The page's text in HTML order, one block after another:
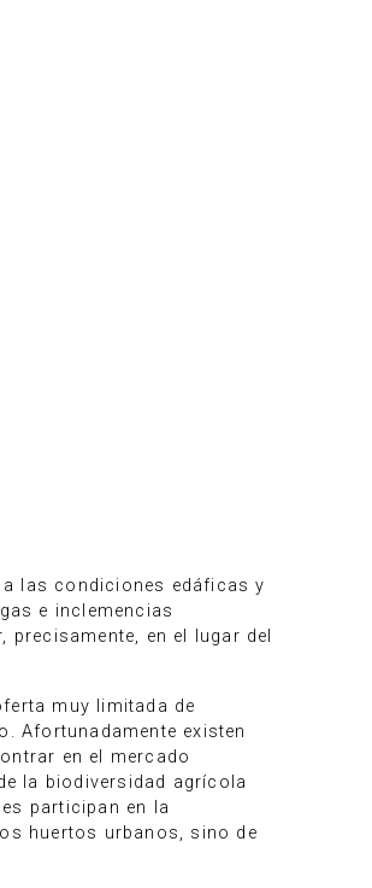
las condiciones edáficas y
e inclemencias
en el lugar del
muy limitada de
Afortunadamente existen
en el mercado
la biodiversidad agrícola
participan en la
huertos urbanos, sino de